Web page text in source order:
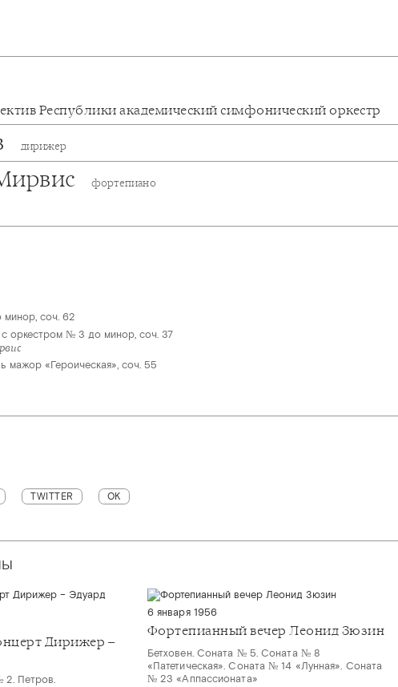
Республики академический симфонический оркестр
дирижер
фортепиано
минор, соч. 62
оркестром № 3 до минор, соч. 37
«Героическая», соч. 55
TWITTER OK
6 января 1956
Фортепианный вечер Леонид Зюзин
Бетховен. Соната № 5. Соната № 8
«Патетическая». Соната № 14 «Лунная». Соната
№ 23 «Аппассионата»
Дирижер –
2. Петров.